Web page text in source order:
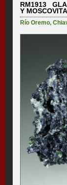
RM1913
Y MOSCOVITA
Río Oremo,